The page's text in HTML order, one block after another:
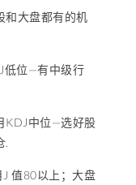
和大盘都有的机
低位—有中级行
KDJ中位—选好股
.
J 值80以上；大盘